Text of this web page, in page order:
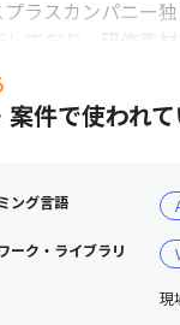
プラスカンパニー
しており、研修素材
経験の方でも安
案件で使われ
ング言語
ーク・ライブラリ
現